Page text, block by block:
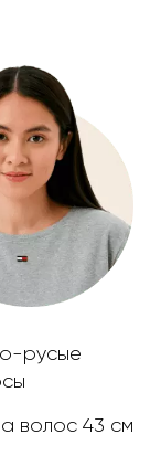
русые
волос 43 см